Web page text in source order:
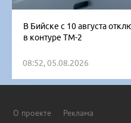
В Бийске с 10 августа
в контуре ТМ-2
08:52, 05.08.2026
О проекте Реклама